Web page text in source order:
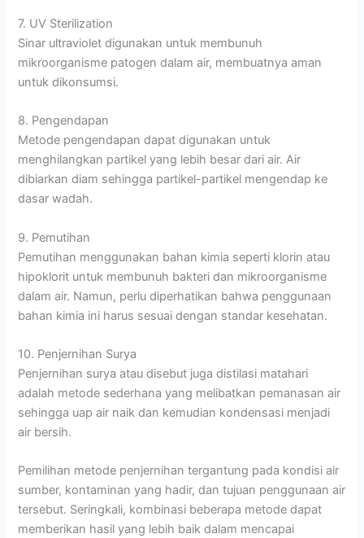
7. UV Sterilization
Sinar ultraviolet digunakan untuk membunuh
mikroorganisme patogen dalam air, membuatnya aman
untuk dikonsumsi.
8. Pengendapan
Metode pengendapan dapat digunakan untuk
menghilangkan partikel yang lebih besar dari air. Air
dibiarkan diam sehingga partikel-partikel mengendap ke
dasar wadah.
9. Pemutihan
Pemutihan menggunakan bahan kimia seperti klorin atau
hipoklorit untuk membunuh bakteri dan mikroorganisme
dalam air. Namun, perlu diperhatikan bahwa penggunaan
bahan kimia ini harus sesuai dengan standar kesehatan.
10. Penjernihan Surya
Penjernihan surya atau disebut juga distilasi matahari
adalah metode sederhana yang melibatkan pemanasan air
sehingga uap air naik dan kemudian kondensasi menjadi
air bersih.
Pemilihan metode penjernihan tergantung pada kondisi air
sumber, kontaminan yang hadir, dan tujuan penggunaan air
tersebut. Seringkali, kombinasi beberapa metode dapat
memberikan hasil yang lebih baik dalam mencapai